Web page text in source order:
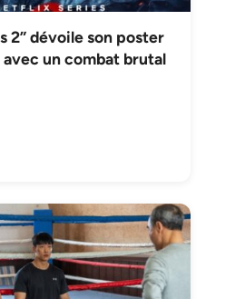
2” dévoile son poster
un combat brutal